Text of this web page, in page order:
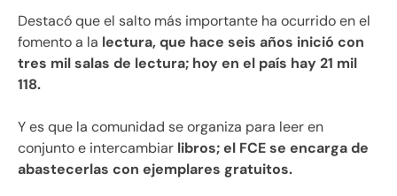
Destacó que el salto más importante ha ocurrido en el
fomento a la lectura, que hace seis años inició con
tres mil salas de lectura; hoy en el país hay 21 mil
118.
Y es que la comunidad se organiza para leer en
conjunto e intercambiar libros; el FCE se encarga de
abastecerlas con ejemplares gratuitos.